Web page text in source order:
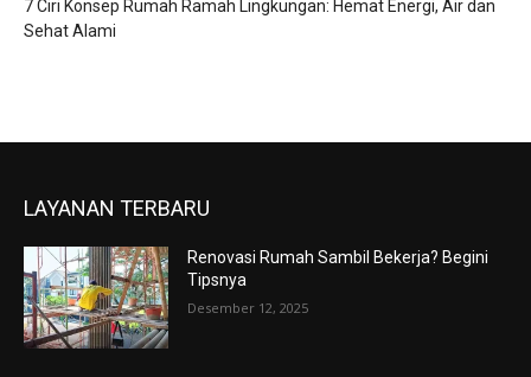
7 Ciri Konsep Rumah Ramah Lingkungan: Hemat Energi, Air dan
Sehat Alami
LAYANAN TERBARU
Renovasi Rumah Sambil Bekerja? Begini
Tipsnya
Desember 12, 2025